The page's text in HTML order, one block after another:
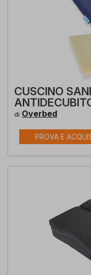
CUSCINO
di Overbed
PROVA E